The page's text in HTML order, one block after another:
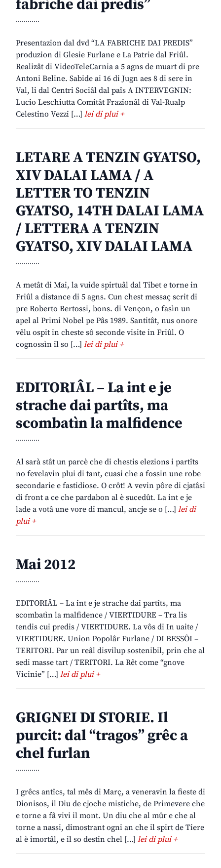
fabriche dai predis”
............
Presentazion dal dvd “LA FABRICHE DAI PREDIS”
produzion di Glesie Furlane e La Patrie dal Friûl.
Realizât di VideoTeleCarnia a 5 agns de muart di pre
Antoni Beline. Sabide ai 16 di Jugn aes 8 di sere in
Val, li dal Centri Sociâl dal paîs A INTERVEGNIN:
Lucio Leschiutta Comitât Frazionâl di Val-Rualp
Celestino Vezzi […] lei di plui +
LETARE A TENZIN GYATSO,
XIV DALAI LAMA / A
LETTER TO TENZIN
GYATSO, 14TH DALAI LAMA
/ LETTERA A TENZIN
GYATSO, XIV DALAI LAMA
............
A metât di Mai, la vuide spirtuâl dal Tibet e torne in
Friûl a distance di 5 agns. Cun chest messaç scrit di
pre Roberto Bertossi, bons. di Vençon, o fasìn un
apel al Primi Nobel pe Pâs 1989. Santitât, nus onore
vêlu ospit in cheste sô seconde visite in Friûl. O
cognossìn il so […] lei di plui +
EDITORIÂL – La int e je
strache dai partîts, ma
scombatìn la malfidence
............
Al sarà stât un parcè che di chestis elezions i partîts
no fevelavin plui di tant, cuasi che a fossin une robe
secondarie e fastidiose. O crôt! A vevin pôre di cjatâsi
di front a ce che pardabon al è sucedût. La int e je
lade a votâ une vore di mancul, ancje se o […] lei di
plui +
Mai 2012
............
EDITORIÂL – La int e je strache dai partîts, ma
scombatìn la malfidence / VIERTIDURE – Tra lis
tendis cui predis / VIERTIDURE. La vôs di In uaite /
VIERTIDURE. Union Popolâr Furlane / DI BESSÔI –
TERITORI. Par un reâl disvilup sostenibil, prin che al
sedi masse tart / TERITORI. La Rêt come “gnove
Vicinie” […] lei di plui +
GRIGNEI DI STORIE. Il
purcit: dal “tragos” grêc a
chel furlan
............
I grêcs antîcs, tal mês di Març, a veneravin la fieste di
Dionisos, il Diu de cjoche mistiche, de Primevere che
e torne a fâ vivi il mont. Un diu che al mûr e che al
torne a nassi, dimostrant ogni an che il spirt de Tiere
al è imortâl, e il so destin chel […] lei di plui +